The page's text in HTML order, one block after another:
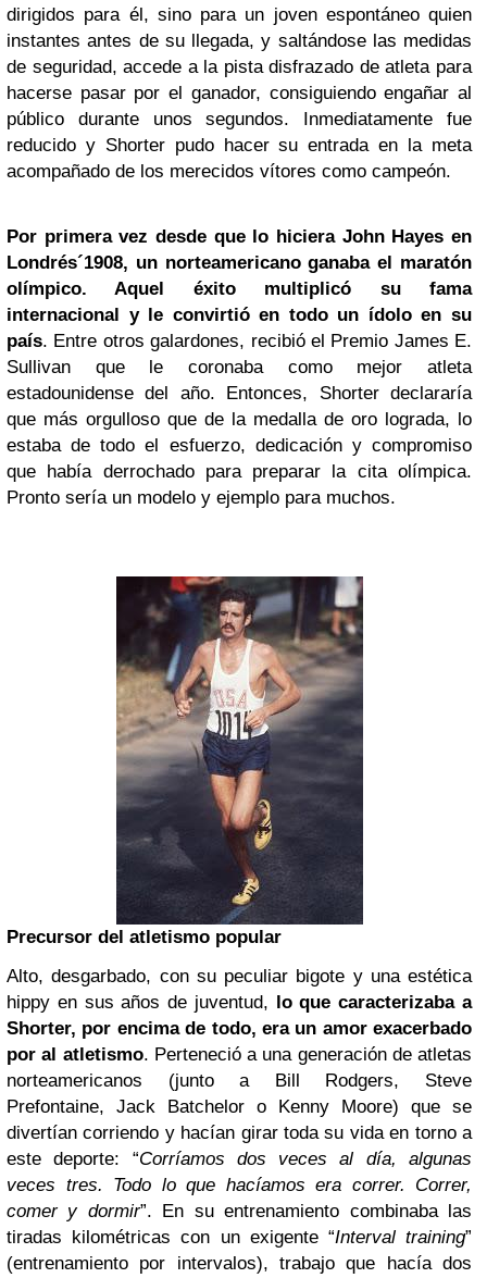
dirigidos para él, sino para un joven espontáneo quien
instantes antes de su llegada, y saltándose las medidas
de seguridad, accede a la pista disfrazado de atleta para
hacerse pasar por el ganador, consiguiendo engañar al
público durante unos segundos. Inmediatamente fue
reducido y Shorter pudo hacer su entrada en la meta
acompañado de los merecidos vítores como campeón.
Por primera vez desde que lo hiciera John Hayes en
Londrés´1908, un norteamericano ganaba el maratón
olímpico. Aquel éxito multiplicó su fama
internacional y le convirtió en todo un ídolo en su
país. Entre otros galardones, recibió el Premio James E.
Sullivan que le coronaba como mejor atleta
estadounidense del año. Entonces, Shorter declararía
que más orgulloso que de la medalla de oro lograda, lo
estaba de todo el esfuerzo, dedicación y compromiso
que había derrochado para preparar la cita olímpica.
Pronto sería un modelo y ejemplo para muchos.
Precursor del atletismo popular
Alto, desgarbado, con su peculiar bigote y una estética
hippy en sus años de juventud, lo que caracterizaba a
Shorter, por encima de todo, era un amor exacerbado
por al atletismo. Perteneció a una generación de atletas
norteamericanos (junto a Bill Rodgers, Steve
Prefontaine, Jack Batchelor o Kenny Moore) que se
divertían corriendo y hacían girar toda su vida en torno a
este deporte: “Corríamos dos veces al día, algunas
veces tres. Todo lo que hacíamos era correr. Correr,
comer y dormir”. En su entrenamiento combinaba las
tiradas kilométricas con un exigente “Interval training”
(entrenamiento por intervalos), trabajo que hacía dos